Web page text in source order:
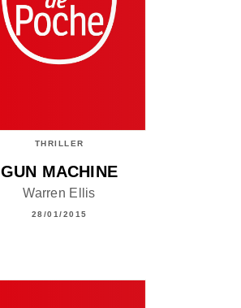
THRILLER
GUN MACHINE
Warren Ellis
28/01/2015